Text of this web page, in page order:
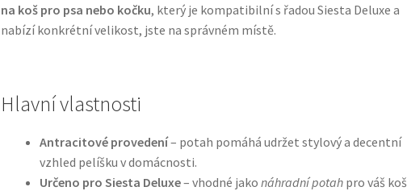
na koš pro psa nebo kočku, který je kompatibilní s řadou Siesta Deluxe a
nabízí konkrétní velikost, jste na správném místě.
Hlavní vlastnosti
Antracitové provedení– potah pomáhá udržet stylový a decentní
vzhled pelíšku v domácnosti.
Určeno pro Siesta Deluxe– vhodné jako náhradní potahpro váš koš